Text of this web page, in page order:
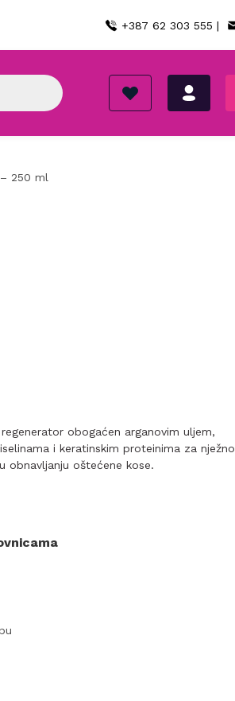
+387 62 303 555 |
250 ml
obogaćen arganovim uljem,
i keratinskim proteinima za nježno
obnavljanju oštećene kose.